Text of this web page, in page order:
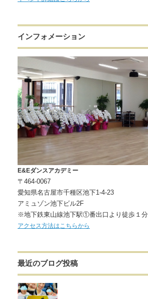
インフォメーション
E&Eダンスアカデミー
〒464-0067
愛知県名古屋市千種区池下1-4-23
アミュゾン池下ビル2F
※地下鉄東山線池下駅①番出口より徒歩１分
アクセス方法はこちらから
最近のブログ投稿